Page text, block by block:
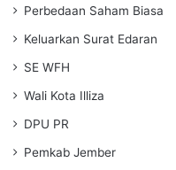
Perbedaan Saham Biasa
Keluarkan Surat Edaran
SE WFH
Wali Kota Illiza
DPU PR
Pemkab Jember